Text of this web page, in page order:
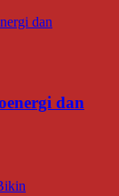
dan